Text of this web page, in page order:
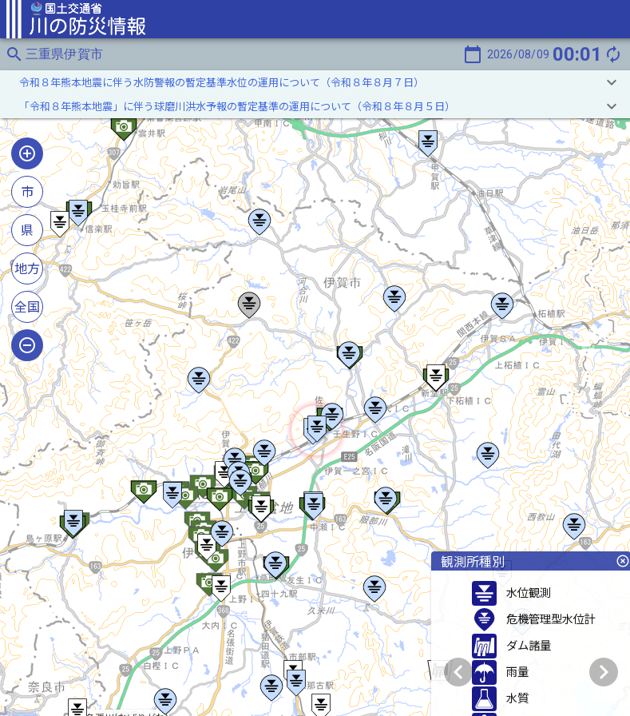
search 三重県伊賀市 calendar_today 2026/08/09 00:01 autorenew
木津川(きづがわ)
令和８年熊本地震に伴う水防警報の暫定基準水位の運用について（令和８年８月７日） keyboard_arrow_down
「令和８年熊本地震」に伴う球磨川洪水予報の暫定基準の運用について（令和８年８月５日） keyboard_arrow_down
市
県
地方
全国
観測所種別 highlight_off
水位観測
危機管理型水位計
ダム諸量
雨量
水質
chevron_left chevron_right